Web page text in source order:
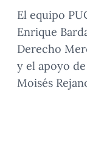
El equipo
Enrique
Derecho
y el apoyo
Moisés